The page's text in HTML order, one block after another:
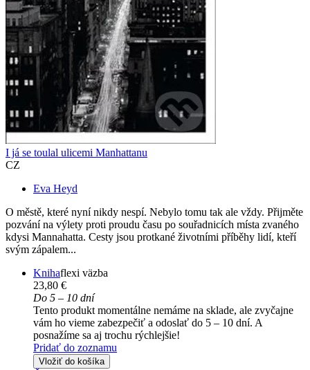
I já se toulal ulicemi Manhattanu
CZ
Eva Heyd
O městě, které nyní nikdy nespí. Nebylo tomu tak ale vždy. Přijměte
pozvání na výlety proti proudu času po souřadnicích místa zvaného
kdysi Mannahatta. Cesty jsou protkané životními příběhy lidí, kteří
svým zápalem...
Knihaflexi väzba
23,80 €
Do 5 – 10 dní
Tento produkt momentálne nemáme na sklade, ale zvyčajne
vám ho vieme zabezpečiť a odoslať do 5 – 10 dní. A
posnažíme sa aj trochu rýchlejšie!
Pridať do zoznamu
Vložiť do košíka